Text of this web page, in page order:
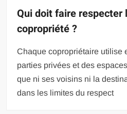
Qui doit faire respecter
copropriété ?
Chaque copropriétaire utilise
parties privées et des
que ni ses voisins ni la
dans les limites du respect